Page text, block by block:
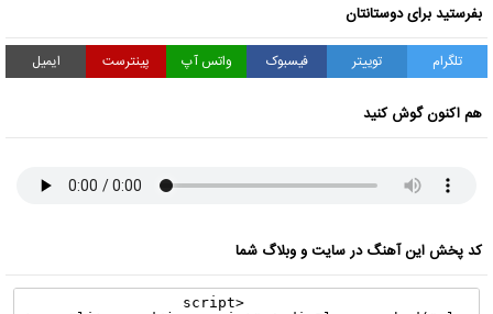
بفرستید برای دوستانتان
تلگرام توییتر فیسبوک واتس آپ پینترست ایمیل
هم اکنون گوش کنید
کد پخش این آهنگ در سایت و وبلاگ شما